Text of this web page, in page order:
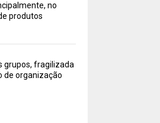
no
produtos
grupos, fragilizada
de organização